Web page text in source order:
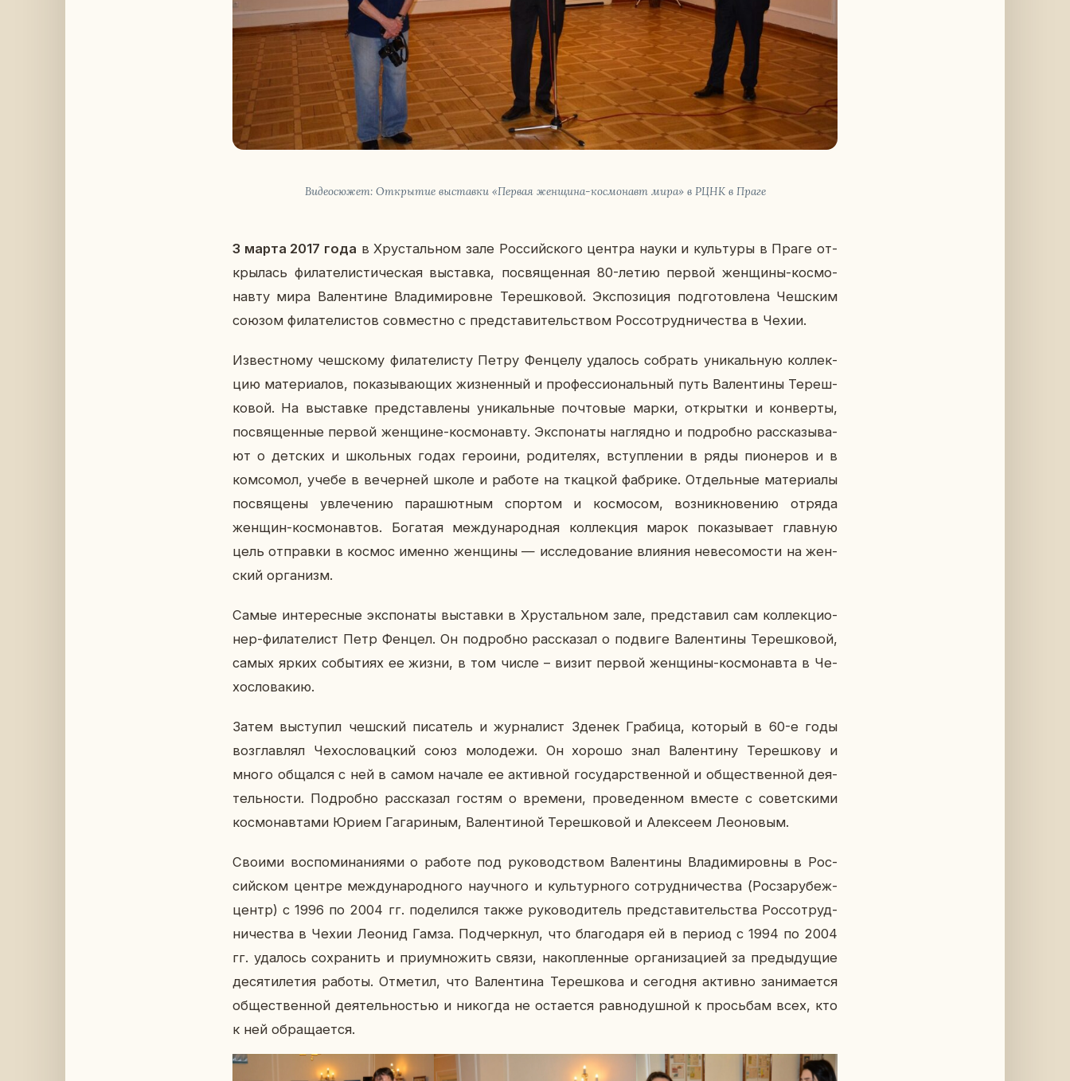
Ви­део­сю­жет: От­кры­тие вы­став­ки «Первая жен­щи­на-кос­мо­навт мира» в РЦНК в Праге
3 марта 2017 года в Хру­сталь­ном зале Рос­сий­ско­го центра науки и куль­ту­ры в Праге от­
кры­лась фи­ла­те­ли­сти­че­ская вы­став­ка, по­свя­щен­ная 80-летию первой жен­щи­ны-кос­мо­
нав­ту мира Ва­лен­тине Вла­ди­ми­ровне Те­реш­ко­вой. Экс­по­зи­ция под­го­тов­ле­на Чеш­ским
союзом фи­ла­те­ли­стов сов­мест­но с пред­ста­ви­тель­ством Рос­со­труд­ни­че­ства в Чехии.
Из­вест­но­му чеш­ско­му фи­ла­те­ли­сту Петру Фен­це­лу уда­лось со­брать уни­каль­ную кол­лек­
цию ма­те­ри­а­лов, по­ка­зы­ва­ю­щих жиз­нен­ный и про­фес­си­о­наль­ный путь Ва­лен­ти­ны Те­реш­
ко­вой. На вы­став­ке пред­став­ле­ны уни­каль­ные поч­то­вые марки, от­крыт­ки и кон­вер­ты,
по­свя­щен­ные первой жен­щине-кос­мо­нав­ту. Экс­по­на­ты на­гляд­но и по­дроб­но рас­ска­зы­ва­
ют о дет­ских и школь­ных годах ге­ро­и­ни, ро­ди­те­лях, вступ­ле­нии в ряды пи­о­не­ров и в
ком­со­мол, учебе в ве­чер­ней школе и работе на ткац­кой фаб­ри­ке. От­дель­ные ма­те­ри­а­лы
по­свя­ще­ны увле­че­нию па­ра­шют­ным спор­том и кос­мо­сом, воз­ник­но­ве­нию отряда
женщин-кос­мо­нав­тов. Бо­га­тая меж­ду­на­род­ная кол­лек­ция марок по­ка­зы­ва­ет глав­ную
цель от­прав­ки в космос именно жен­щи­ны — ис­сле­до­ва­ние вли­я­ния неве­со­мо­сти на жен­
ский ор­га­низм.
Самые ин­те­рес­ные экс­по­на­ты вы­став­ки в Хру­сталь­ном зале, пред­ста­вил сам кол­лек­ци­о­
нер-фи­ла­те­лист Петр Фенцел. Он по­дроб­но рас­ска­зал о по­дви­ге Ва­лен­ти­ны Те­реш­ко­вой,
самых ярких со­бы­ти­ях ее жизни, в том числе – визит первой жен­щи­ны-кос­мо­нав­та в Че­
хо­сло­ва­кию.
Затем вы­сту­пил чеш­ский пи­са­тель и жур­на­лист Зденек Гра­би­ца, ко­то­рый в 60-е годы
воз­глав­лял Че­хо­сло­вац­кий союз мо­ло­де­жи. Он хорошо знал Ва­лен­ти­ну Те­реш­ко­ву и
много об­щал­ся с ней в самом начале ее ак­тив­ной го­су­дар­ствен­ной и об­ще­ствен­ной де­я­
тель­но­сти. По­дроб­но рас­ска­зал гостям о вре­ме­ни, про­ве­ден­ном вместе с со­вет­ски­ми
кос­мо­нав­та­ми Юрием Га­га­ри­ным, Ва­лен­ти­ной Те­реш­ко­вой и Алек­се­ем Лео­но­вым.
Своими вос­по­ми­на­ни­я­ми о работе под ру­ко­вод­ством Ва­лен­ти­ны Вла­ди­ми­ров­ны в Рос­
сий­ском центре меж­ду­на­род­но­го на­уч­но­го и куль­тур­но­го со­труд­ни­че­ства (Рос­за­ру­беж­
центр) с 1996 по 2004 гг. по­де­лил­ся также ру­ко­во­ди­тель пред­ста­ви­тель­ства Рос­со­труд­
ни­че­ства в Чехии Леонид Гамза. Под­черк­нул, что бла­го­да­ря ей в период с 1994 по 2004
гг. уда­лось со­хра­нить и при­умно­жить связи, на­коп­лен­ные ор­га­ни­за­ци­ей за преды­ду­щие
де­ся­ти­ле­тия работы. От­ме­тил, что Ва­лен­ти­на Те­реш­ко­ва и се­го­дня ак­тив­но за­ни­ма­ет­ся
об­ще­ствен­ной де­я­тель­но­стью и ни­ко­гда не оста­ет­ся рав­но­душ­ной к прось­бам всех, кто
к ней об­ра­ща­ет­ся.